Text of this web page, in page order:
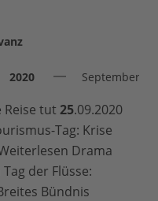
2020 September
tut 25.09.2020
Tag: Krise
Drama
der Flüsse:
Bündnis